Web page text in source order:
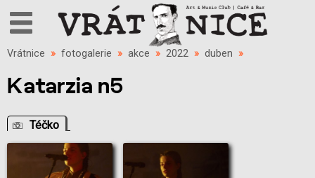
Vrátnice » fotogalerie » akce » 2022 » duben »
Katarzia n5
Téčko